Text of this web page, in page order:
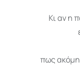
Κι αν η
πως ακόμη